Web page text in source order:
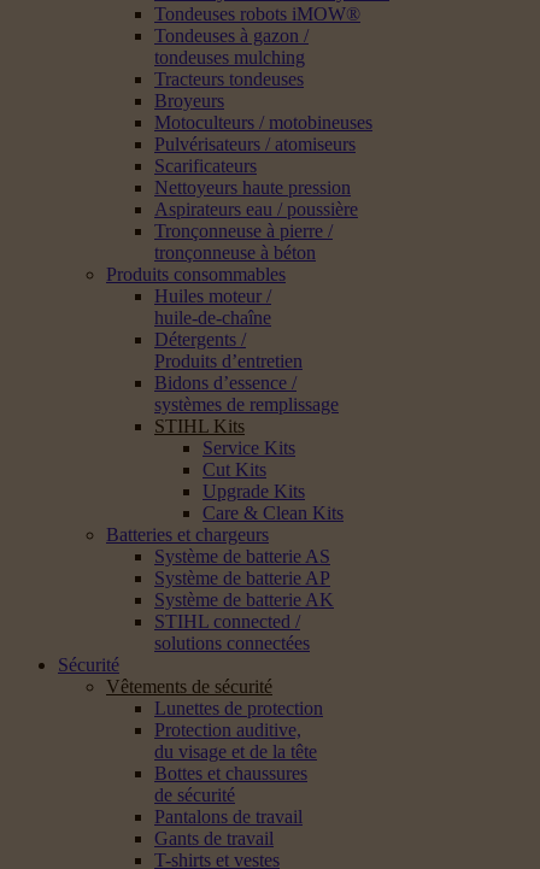
Tondeuses robots iMOW®
Tondeuses à gazon /
tondeuses mulching
Tracteurs tondeuses
Broyeurs
Motoculteurs / motobineuses
Pulvérisateurs / atomiseurs
Scarificateurs
Nettoyeurs haute pression
Aspirateurs eau / poussière
Tronçonneuse à pierre /
tronçonneuse à béton
Produits consommables
Huiles moteur /
huile-de-chaîne
Détergents /
Produits d’entretien
Bidons d’essence /
systèmes de remplissage
STIHL Kits
Service Kits
Cut Kits
Upgrade Kits
Care & Clean Kits
Batteries et chargeurs
Système de batterie AS
Système de batterie AP
Système de batterie AK
STIHL connected /
solutions connectées
Sécurité
Vêtements de sécurité
Lunettes de protection
Protection auditive,
du visage et de la tête
Bottes et chaussures
de sécurité
Pantalons de travail
Gants de travail
T-shirts et vestes